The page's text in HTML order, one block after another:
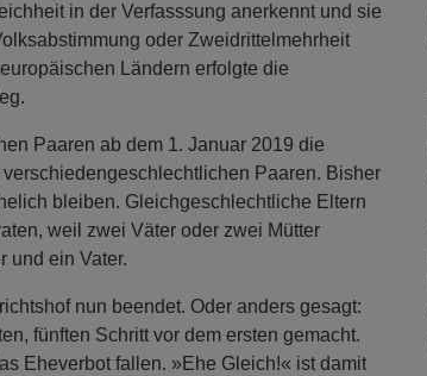
in der Verfasssung anerkennt und sie
oder Zweidrittelmehrheit
Ländern erfolgte die
Paaren ab dem 1. Januar 2019 die
Paaren. Bisher
bleiben. Gleichgeschlechtliche Eltern
weil zwei Väter oder zwei Mütter
und ein Vater.
nun beendet. Oder anders gesagt:
fünften Schritt vor dem ersten gemacht.
Eheverbot fallen. »Ehe Gleich!« ist damit